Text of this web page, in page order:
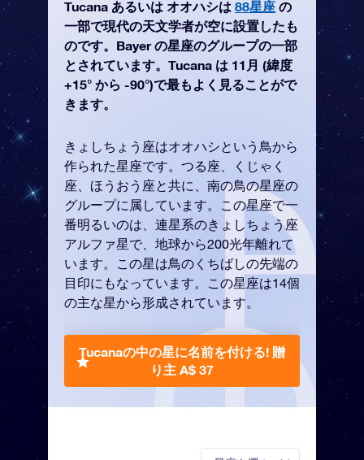
Tucana あるいは オオハシは 88星座 の
一部で現代の天文学者が空に設置したも
のです。Bayer の星座のグループの一部
とされています。Tucana は 11月 (緯度
+15° から -90°)で最もよく見ることがで
きます。
きょしちょう座はオオハシという鳥から
作られた星座です。つる座、くじゃく
座、ほうおう座と共に、南の鳥の星座の
グループに属しています。この星座で一
番明るいのは、連星系のきょしちょう座
アルファ星で、地球から200光年離れて
います。この星は鳥のくちばしの先端の
目印にもなっています。この星座は14個
の主な星から形成されています。
Tucanaの中の星に名前を付ける! 贈
り主 A$ 37